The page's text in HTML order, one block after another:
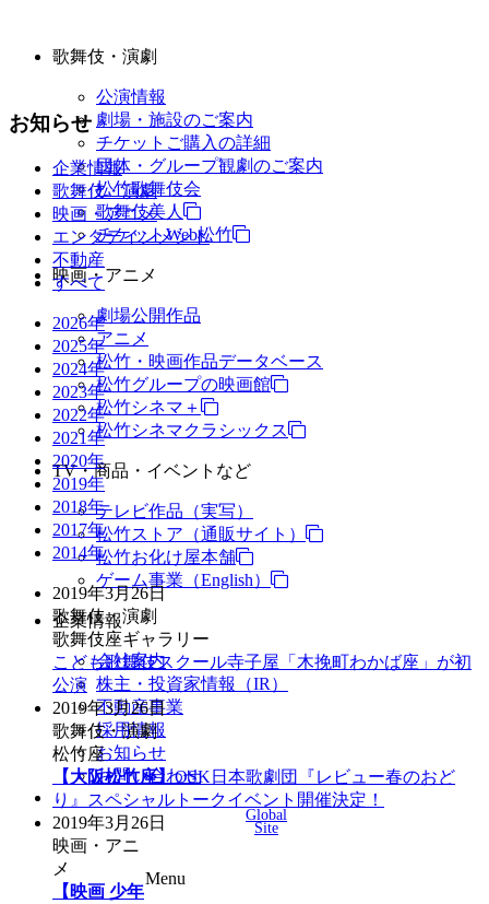
歌舞伎・演劇
公演情報
劇場・施設のご案内
チケットご購入の詳細
団体・グループ観劇のご案内
松竹歌舞伎会
歌舞伎美人
チケットWeb松竹
映画・アニメ
劇場公開作品
アニメ
松竹・映画作品データベース
松竹グループの映画館
松竹シネマ＋
松竹シネマクラシックス
TV・商品・イベントなど
テレビ作品（実写）
松竹ストア（通販サイト）
松竹お化け屋本舗
ゲーム事業（English）
企業情報
会社案内
株主・投資家情報（IR）
不動産事業
採用情報
お知らせ
お問い合わせ
Global
Site
Menu
お知らせ
企業情報
歌舞伎・演劇
映画・アニメ
エンタテインメント
不動産
すべて
2026年
2025年
2024年
2023年
2022年
2021年
2020年
2019年
2018年
2017年
2014年
2019年3月26日
歌舞伎・演劇
歌舞伎座ギャラリー
こども歌舞伎スクール寺子屋「木挽町わかば座」が初
公演
2019年3月26日
歌舞伎・演劇
松竹座
【大阪松竹座】OSK日本歌劇団『レビュー春のおど
り』スペシャルトークイベント開催決定！
2019年3月26日
映画・アニ
メ
【映画 少年